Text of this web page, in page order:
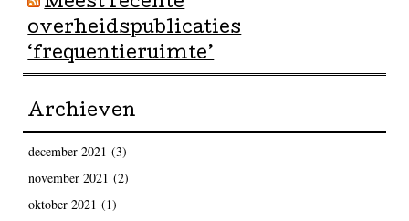
Meest recente
overheidspublicaties
‘frequentieruimte’
Archieven
december 2021 (3)
november 2021 (2)
oktober 2021 (1)